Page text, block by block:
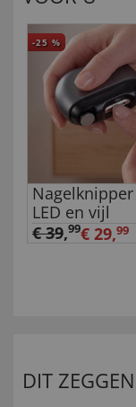
-25 %
LED en vijl
€ 39,99€ 29,99
DIT